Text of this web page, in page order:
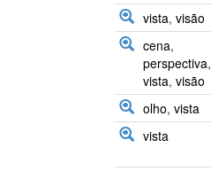
vista, visão
cena,
perspectiva,
vista, visão
olho, vista
vista